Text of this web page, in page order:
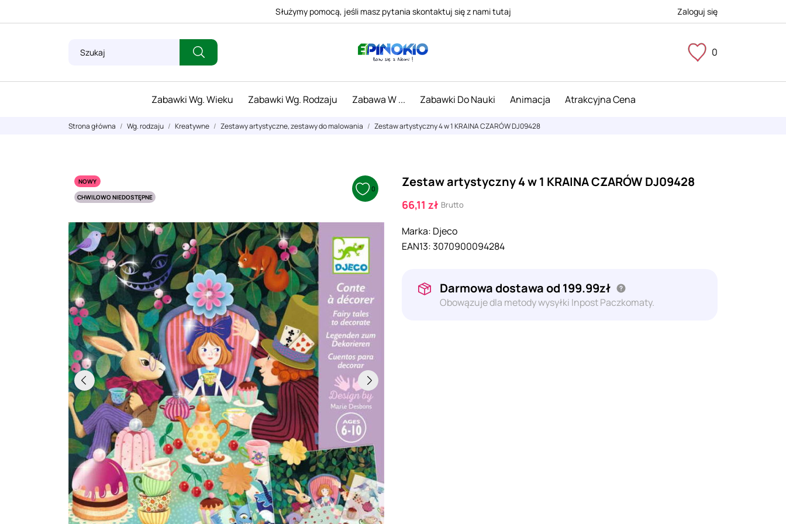
Służymy pomocą, jeśli masz pytania skontaktuj się z nami tutaj Zaloguj się
0
Zabawki Wg. Wieku Zabawki Wg. Rodzaju Zabawa W ... Zabawki Do Nauki Animacja Atrakcyjna Cena
Strona główna Wg. rodzaju Kreatywne Zestawy artystyczne, zestawy do malowania Zestaw artystyczny 4 w 1 KRAINA CZARÓW DJ09428
NOWY
CHWILOWO NIEDOSTĘPNE
0 Zestaw artystyczny 4 w 1 KRAINA CZARÓW DJ09428
66,11 zł Brutto
Marka: Djeco
EAN13:3070900094284
Darmowa dostawa od 199.99zł
Obowązuje dla metody wysyłki Inpost Paczkomaty.